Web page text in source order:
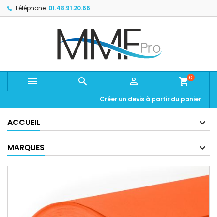
Téléphone: 01.48.91.20.66
   shopping_cart0
Créer un devis à partir du panier
ACCUEIL
MARQUES